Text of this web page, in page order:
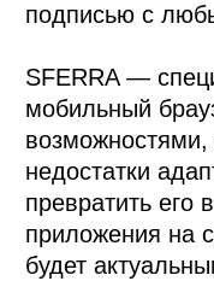
подписью с
SFERRA —
мобильный
возможностями,
недостатки
превратить его
приложения на
будет